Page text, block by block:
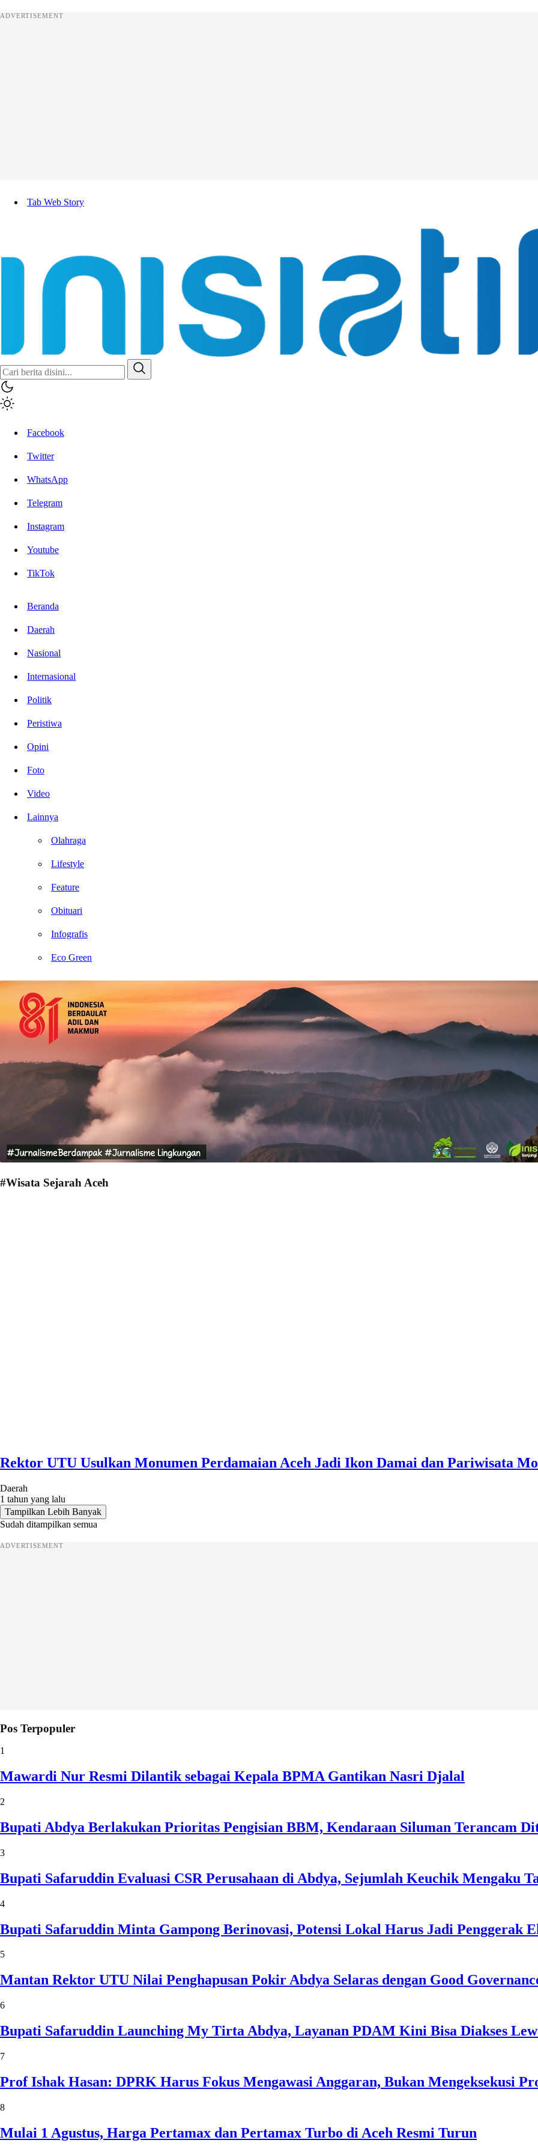
ADVERTISEMENT
Tab Web Story
Inisiatif.co
Stay Connected Stay Informed
Facebook
Twitter
WhatsApp
Telegram
Instagram
Youtube
TikTok
Beranda
Daerah
Nasional
Internasional
Politik
Peristiwa
Opini
Foto
Video
Lainnya
Olahraga
Lifestyle
Feature
Obituari
Infografis
Eco Green
#Wisata Sejarah Aceh
Rektor UTU Usulkan Monumen Perdamaian Aceh Jadi Ikon Damai dan Pariwisata
Daerah
1 tahun yang lalu
Tampilkan Lebih Banyak
Sudah ditampilkan semua
ADVERTISEMENT
Pos Terpopuler
1
Mawardi Nur Resmi Dilantik sebagai Kepala BPMA Gantikan Nasri Djalal
2
Bupati Abdya Berlakukan Prioritas Pengisian BBM, Kendaraan Siluman Terancam
3
Bupati Safaruddin Evaluasi CSR Perusahaan di Abdya, Sejumlah Keuchik Mengaku
4
Bupati Safaruddin Minta Gampong Berinovasi, Potensi Lokal Harus Jadi Penggerak
5
Mantan Rektor UTU Nilai Penghapusan Pokir Abdya Selaras dengan Good
6
Bupati Safaruddin Launching My Tirta Abdya, Layanan PDAM Kini Bisa Diakses
7
Prof Ishak Hasan: DPRK Harus Fokus Mengawasi Anggaran, Bukan Mengeksekusi
8
Mulai 1 Agustus, Harga Pertamax dan Pertamax Turbo di Aceh Resmi Turun